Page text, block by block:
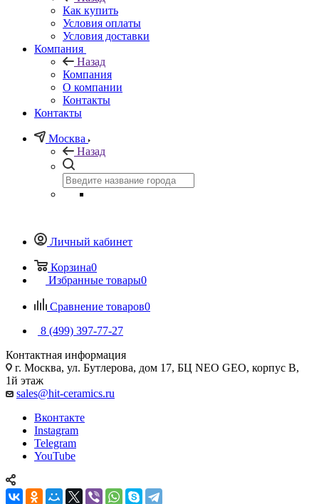
Как купить
Условия оплаты
Условия доставки
Компания
Назад
Компания
О компании
Контакты
Контакты
Москва
Назад
Личный кабинет
Корзина0
Избранные товары0
Сравнение товаров0
8 (499) 397-77-27
Контактная информация
г. Москва, ул. Бутлерова, дом 17, БЦ NEO GEO, корпус В,
1й этаж
sales@hit-ceramics.ru
Вконтакте
Instagram
Telegram
YouTube